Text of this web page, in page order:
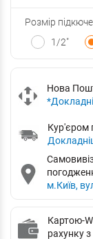
Розмір
1/2"
Нова
Кур'єром
м.Київ,
Картою-
рахунку